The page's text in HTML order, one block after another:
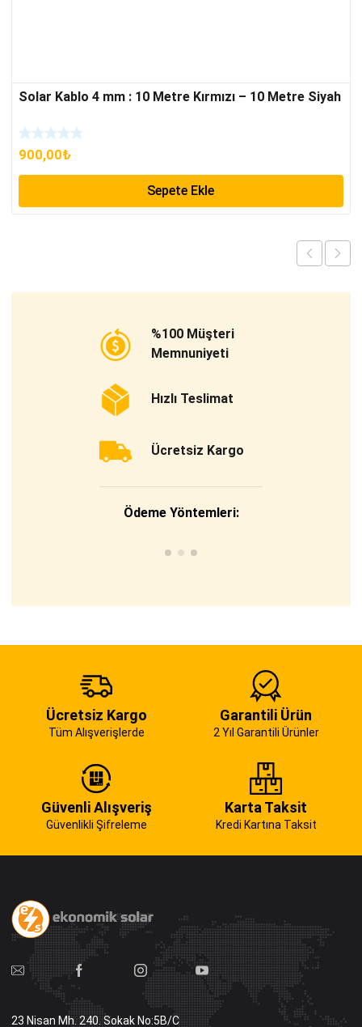
Solar Kablo 4 mm : 10 Metre Kırmızı – 10 Metre Siyah
900,00₺
Sepete Ekle
%100 Müşteri
Memnuniyeti
Hızlı Teslimat
Ücretsiz Kargo
Ödeme Yöntemleri:
Ücretsiz Kargo
Tüm Alışverişlerde
Garantili Ürün
2 Yıl Garantili Ürünler
Güvenli Alışveriş
Güvenlikli Şifreleme
Karta Taksit
Kredi Kartına Taksit
23 Nisan Mh. 240. Sokak No:5B/C